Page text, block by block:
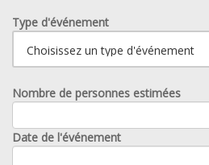
Type d'événement
Nombre de personnes estimées
Date de l'événement